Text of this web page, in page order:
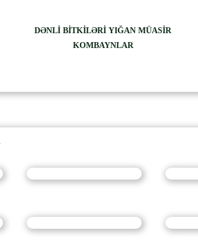
DƏNLİ BİTKİLƏRİ YIĞAN MÜASİR
KOMBAYNLAR